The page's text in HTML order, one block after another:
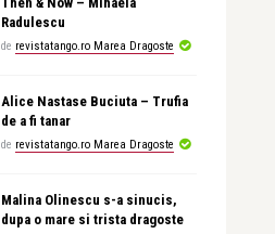
Radulescu
de revistatango.ro Marea Dragoste
Alice Nastase Buciuta – Trufia
de a fi tanar
de revistatango.ro Marea Dragoste
Malina Olinescu s-a sinucis,
dupa o mare si trista dragoste